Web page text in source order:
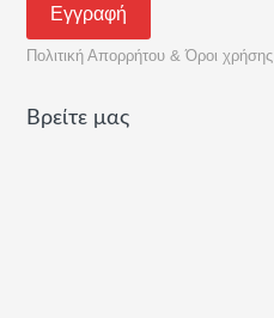
Πολιτική Απορρήτου & Όροι χρήσης
Βρείτε μας